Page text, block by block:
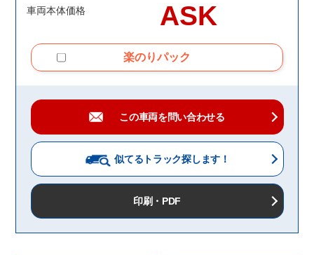
車両本体価格 ASK
楽のりパック
この車両を問い合わせる
似てるトラック探します！
印刷・PDF